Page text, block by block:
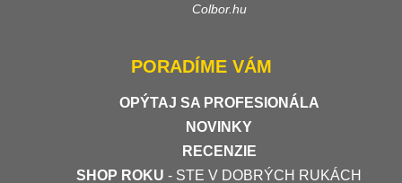
Colbor.hu
PORADÍME VÁM
OPÝTAJ SA PROFESIONÁLA
NOVINKY
RECENZIE
SHOP ROKU - STE V DOBRÝCH RUKÁCH